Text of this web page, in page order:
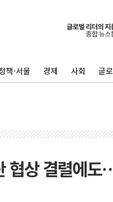
책·서울 경제 사회 글
협상 결렬에